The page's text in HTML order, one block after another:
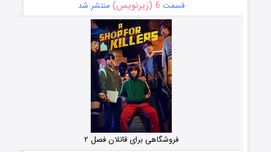
قسمت 6 (زیرنویس) منتشر شد
فروشگاهی برای قاتلان فصل ۲